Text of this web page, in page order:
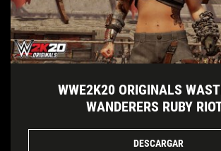
WWE2K20 ORIGINALS
WANDERERS RUBY
DESCARGAR